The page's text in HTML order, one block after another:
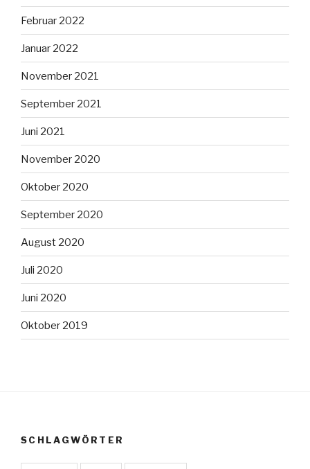
Februar 2022
Januar 2022
November 2021
September 2021
Juni 2021
November 2020
Oktober 2020
September 2020
August 2020
Juli 2020
Juni 2020
Oktober 2019
SCHLAGWÖRTER